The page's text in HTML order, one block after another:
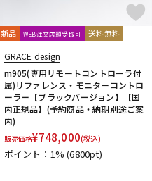
新品 WEB注文店頭受取可 送料無料
GRACE design
m905(専用リモートコントローラ付
属)リファレンス・モニターコントロ
ーラー【ブラックバージョン】【国
内正規品】(予約商品・納期別途ご案
内)
販売価格¥748,000(税込)
ポイント：1%(6800pt)